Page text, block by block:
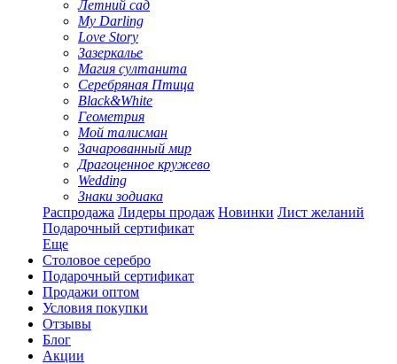
Летний сад
My Darling
Love Story
Зазеркалье
Магия султанита
Серебряная Птица
Black&White
Геометрия
Мой талисман
Зачарованный мир
Драгоценное кружево
Wedding
Знаки зодиака
Распродажа Лидеры продаж Новинки Лист желаний
Подарочный сертификат
Еще
Столовое серебро
Подарочный сертификат
Продажи оптом
Условия покупки
Отзывы
Блог
Акции